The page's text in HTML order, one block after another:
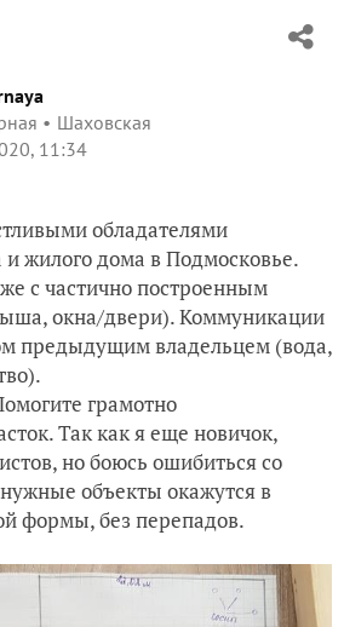
Шаховская
11:34
обладателями
и жилого дома в Подмосковье.
с частично построенным
окна/двери). Коммуникации
предыдущим владельцем (вода,
грамотно
Так как я еще новичок,
но боюсь ошибиться со
объекты окажутся в
формы, без перепадов.